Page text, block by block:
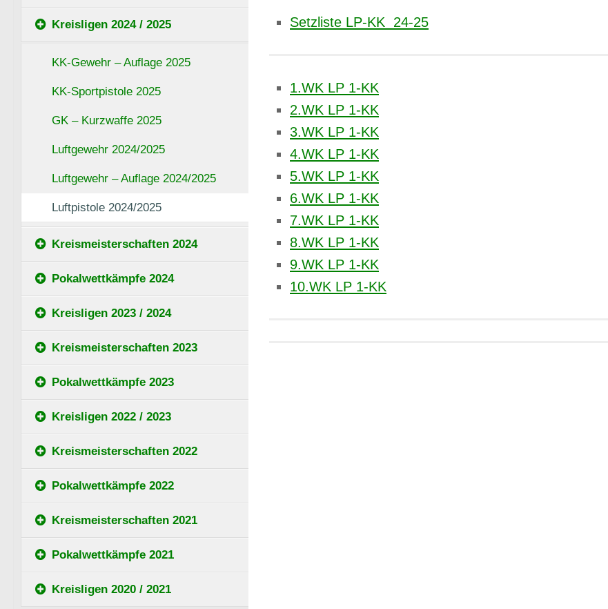
Setzliste LP-KK 24-25
1.WK LP 1-KK
2.WK LP 1-KK
3.WK LP 1-KK
4.WK LP 1-KK
5.WK LP 1-KK
6.WK LP 1-KK
7.WK LP 1-KK
8.WK LP 1-KK
9.WK LP 1-KK
10.WK LP 1-KK
Kreisligen 2024 / 2025
KK-Gewehr – Auflage 2025
KK-Sportpistole 2025
GK – Kurzwaffe 2025
Luftgewehr 2024/2025
Luftgewehr – Auflage 2024/2025
Luftpistole 2024/2025
Kreismeisterschaften 2024
Pokalwettkämpfe 2024
Kreisligen 2023 / 2024
Kreismeisterschaften 2023
Pokalwettkämpfe 2023
Kreisligen 2022 / 2023
Kreismeisterschaften 2022
Pokalwettkämpfe 2022
Kreismeisterschaften 2021
Pokalwettkämpfe 2021
Kreisligen 2020 / 2021